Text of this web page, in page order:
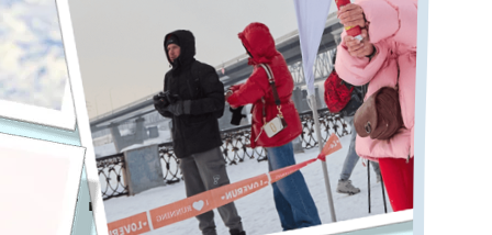
с действия!